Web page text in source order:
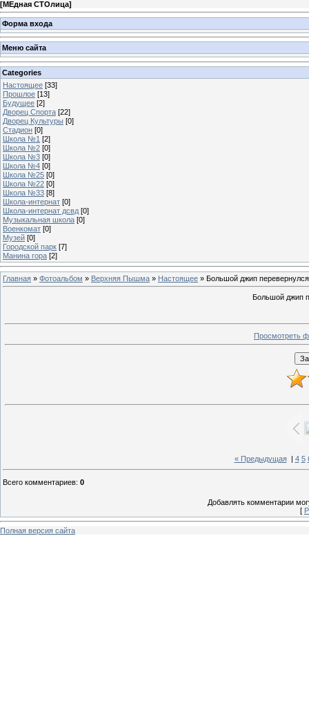
[МЕдная СТОлица]
Форма входа
Меню сайта
Categories
Настоящее [33]
Прошлое [13]
Будущее [2]
Дворец Спорта [22]
Дворец Культуры [0]
Стадион [0]
Школа №1 [2]
Школа №2 [0]
Школа №3 [0]
Школа №4 [0]
Школа №25 [0]
Школа №22 [0]
Школа №33 [8]
Школа-интернат [0]
Школа-интернат дсвд [0]
Музыкальная школа [0]
Военкомат [0]
Музей [0]
Городской парк [7]
Манина гора [2]
Главная » Фотоальбом » Верхняя Пышма » Настоящее » Большой джип
Большой джип
Просмотреть
« Предыдущая| 4 5
Всего комментариев: 0
Добавлять комментарии
[
Полная версия сайта